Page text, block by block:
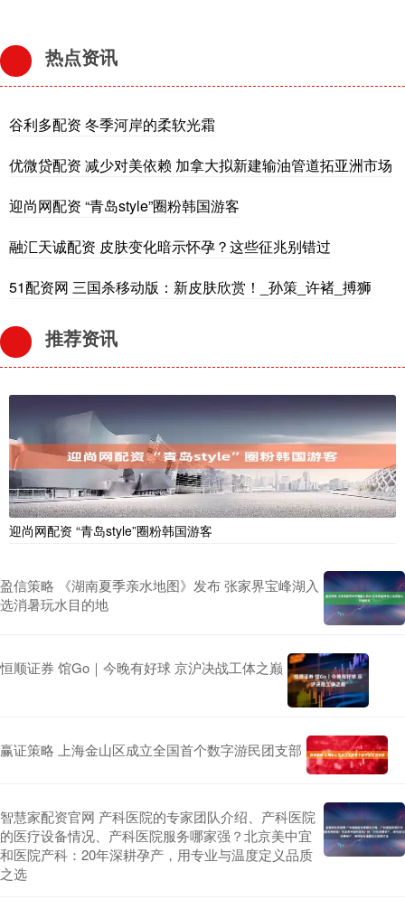
热点资讯
谷利多配资 冬季河岸的柔软光霜
优微贷配资 减少对美依赖 加拿大拟新建输油管道拓亚洲市场
迎尚网配资 “青岛style”圈粉韩国游客
融汇天诚配资 皮肤变化暗示怀孕？这些征兆别错过
51配资网 三国杀移动版：新皮肤欣赏！_孙策_许褚_搏狮
推荐资讯
迎尚网配资 “青岛style”圈粉韩国游客
盈信策略 《湖南夏季亲水地图》发布 张家界宝峰湖入
选消暑玩水目的地
恒顺证券 馆Go｜今晚有好球 京沪决战工体之巅
赢证策略 上海金山区成立全国首个数字游民团支部
智慧家配资官网 产科医院的专家团队介绍、产科医院
的医疗设备情况、产科医院服务哪家强？北京美中宜
和医院产科：20年深耕孕产，用专业与温度定义品质
之选